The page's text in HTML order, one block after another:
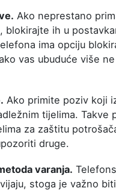
Ako neprestano
blokirajte ih u
ima opciju
vas ubuduće više
Ako primite poziv koji
tijelima. Takve
za zaštitu
druge.
varanja.
stoga je važno